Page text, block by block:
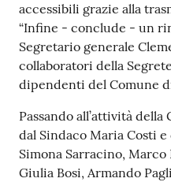
accessibili grazie alla
“Infine - conclude - un
Segretario generale
collaboratori della
dipendenti del Comune
Passando all’attività
dal Sindaco Maria Costi e
Simona Sarracino,
Giulia Bosi, Armando